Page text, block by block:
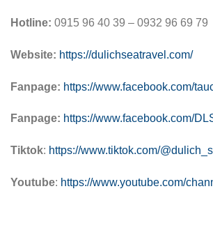
Hotline: 0915 96 40 39 – 0932 96 69 79
Website: https://dulichseatravel.com/
Fanpage: https://www.facebook.com/
Fanpage: https://www.facebook.com/
Tiktok: https://www.tiktok.com/
Youtube: https://www.youtube.com/